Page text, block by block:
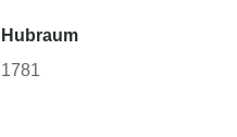
Hubraum
1781